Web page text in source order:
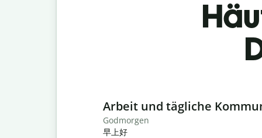
Slide 1 of 6
Arbeit und tägliche
Godmorgen
早上好